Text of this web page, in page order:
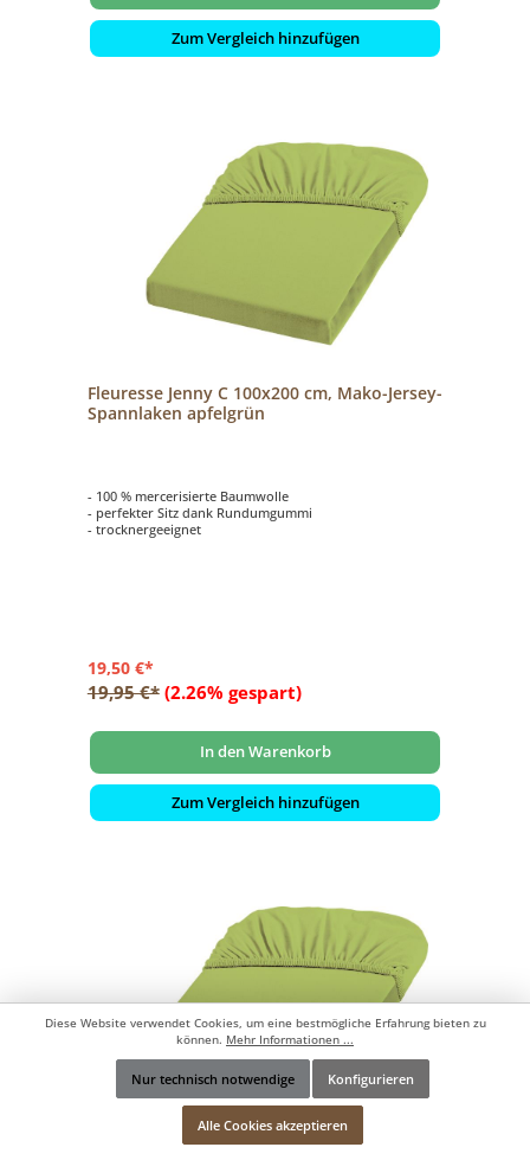
Zum Vergleich hinzufügen
Fleuresse Jenny C 100x200 cm, Mako-Jersey-
Spannlaken apfelgrün
- 100 % mercerisierte Baumwolle
- perfekter Sitz dank Rundumgummi
- trocknergeeignet
19,50 €*
19,95 €* (2.26% gespart)
In den Warenkorb
Zum Vergleich hinzufügen
Werkzeugleiste anzeigen
Diese Website verwendet Cookies, um eine bestmögliche Erfahrung bieten zu
können. Mehr Informationen ...
Nur technisch notwendige Konfigurieren
Alle Cookies akzeptieren